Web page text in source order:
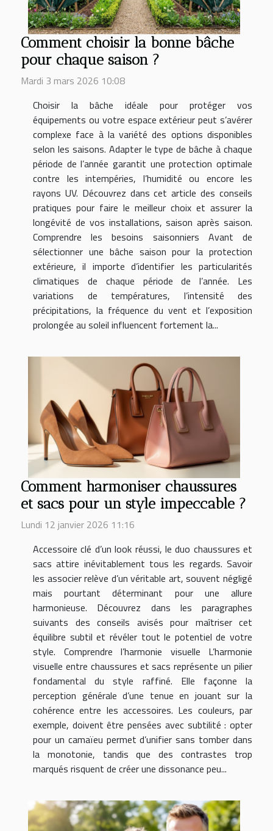
Comment choisir la bonne bâche
pour chaque saison ?
Mardi 3 mars 2026 10:08
Choisir la bâche idéale pour protéger vos
équipements ou votre espace extérieur peut s’avérer
complexe face à la variété des options disponibles
selon les saisons. Adapter le type de bâche à chaque
période de l’année garantit une protection optimale
contre les intempéries, l’humidité ou encore les
rayons UV. Découvrez dans cet article des conseils
pratiques pour faire le meilleur choix et assurer la
longévité de vos installations, saison après saison.
Comprendre les besoins saisonniers Avant de
sélectionner une bâche saison pour la protection
extérieure, il importe d’identifier les particularités
climatiques de chaque période de l’année. Les
variations de températures, l’intensité des
précipitations, la fréquence du vent et l’exposition
prolongée au soleil influencent fortement la...
Comment harmoniser chaussures
et sacs pour un style impeccable ?
Lundi 12 janvier 2026 11:16
Accessoire clé d’un look réussi, le duo chaussures et
sacs attire inévitablement tous les regards. Savoir
les associer relève d’un véritable art, souvent négligé
mais pourtant déterminant pour une allure
harmonieuse. Découvrez dans les paragraphes
suivants des conseils avisés pour maîtriser cet
équilibre subtil et révéler tout le potentiel de votre
style. Comprendre l’harmonie visuelle L’harmonie
visuelle entre chaussures et sacs représente un pilier
fondamental du style raffiné. Elle façonne la
perception générale d’une tenue en jouant sur la
cohérence entre les accessoires. Les couleurs, par
exemple, doivent être pensées avec subtilité : opter
pour un camaïeu permet d’unifier sans tomber dans
la monotonie, tandis que des contrastes trop
marqués risquent de créer une dissonance peu...